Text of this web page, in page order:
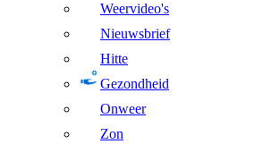
Weervideo's
Nieuwsbrief
Hitte
Gezondheid
Onweer
Zon